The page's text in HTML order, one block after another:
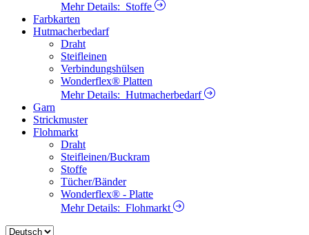
Mehr Details: Stoffe
Farbkarten
Hutmacherbedarf
Draht
Steifleinen
Verbindungshülsen
Wonderflex® Platten
Mehr Details: Hutmacherbedarf
Garn
Strickmuster
Flohmarkt
Draht
Steifleinen/Buckram
Stoffe
Tücher/Bänder
Wonderflex® - Platte
Mehr Details: Flohmarkt